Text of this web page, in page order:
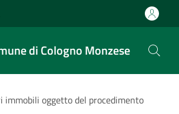
di Cologno Monzese
pane
immobili oggetto del procedimento